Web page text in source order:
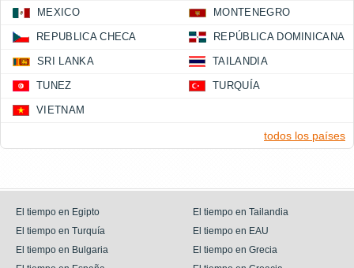
MEXICO MONTENEGRO
REPUBLICA CHECA REPÚBLICA DOMINICANA
SRI LANKA TAILANDIA
TUNEZ TURQUÍA
VIETNAM
todos los países
El tiempo en Egipto
El tiempo en Tailandia
El tiempo en Turquía
El tiempo en EAU
El tiempo en Bulgaria
El tiempo en Grecia